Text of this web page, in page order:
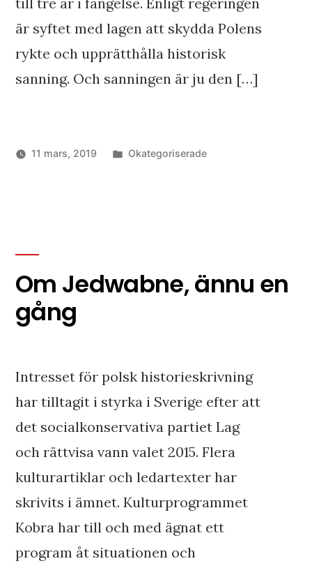
är syftet med lagen att skydda Polens
rykte och upprätthålla historisk
sanning. Och sanningen är ju den […]
11 mars, 2019
Publicerat
Okategoriserade
Om Jedwabne, ännu en
gång
Intresset för polsk historieskrivning
har tilltagit i styrka i Sverige efter att
det socialkonservativa partiet Lag
och rättvisa vann valet 2015. Flera
kulturartiklar och ledartexter har
skrivits i ämnet. Kulturprogrammet
Kobra har till och med ägnat ett
program åt situationen och